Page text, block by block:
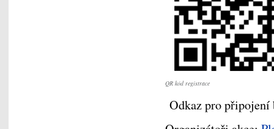
QR kód registrace
Odkaz pro připojení